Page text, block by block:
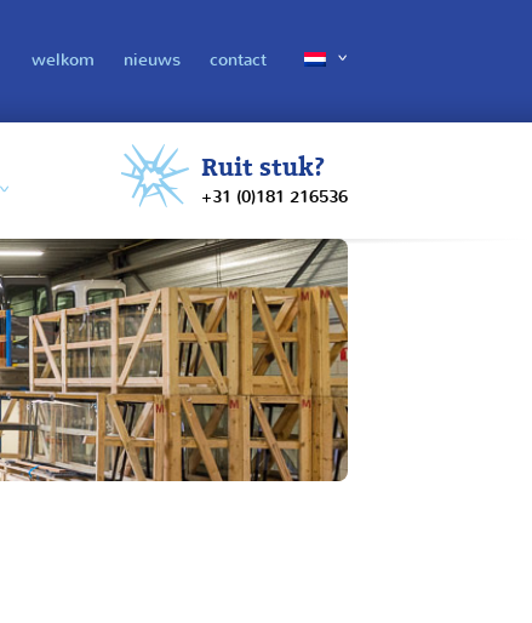
welkom nieuws contact
Ruit stuk?
+31 (0)181 216536